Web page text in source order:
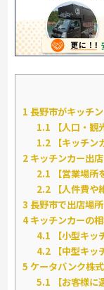
1 長野市がキッチ
1.1 【人口・観
1.2 【キッチン
2 キッチンカー出
2.1 【営業場所
2.2 【人件費や
3 長野市で出店場
4キッチンカーの
4.1 【小型キッ
4.2 【中型キッ
5 ケータバンク株
5.1 【お客様に